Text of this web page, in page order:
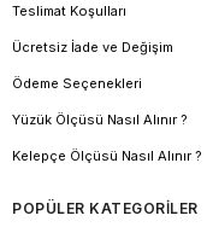
Teslimat Koşulları
Ücretsiz İade ve Değişim
Ödeme Seçenekleri
Yüzük Ölçüsü Nasıl Alınır ?
Kelepçe Ölçüsü Nasıl Alınır ?
POPÜLER KATEGORİLER